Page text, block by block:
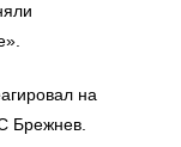
на
Брежнев.